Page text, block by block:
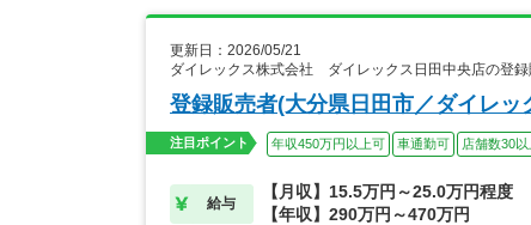
更新日：2026/05/21
ダイレックス株式会社 ダイレックス日田中央店の登録
登録販売者(大分県日田市／ダイレッ
注目ポイント 年収450万円以上可 車通勤可 店舗数30以
給与
【月収】15.5万円～25.0万円程度
【年収】290万円～470万円